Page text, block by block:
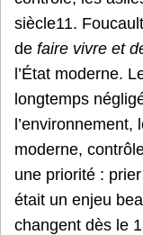
siècle11.
de faire vivre et
l’État moderne.
longtemps
l’environnement,
moderne,
une priorité :
était un enjeu
changent dès le